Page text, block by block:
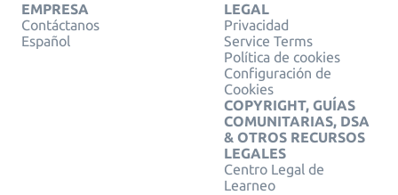
EMPRESA
Contáctanos
Español
LEGAL
Privacidad
Service Terms
Política de cookies
Configuración de
Cookies
COPYRIGHT, GUÍAS
COMUNITARIAS, DSA
& OTROS RECURSOS
LEGALES
Centro Legal de
Learneo